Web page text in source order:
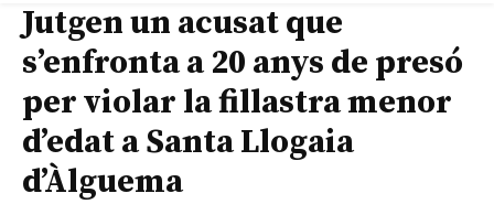
Jutgen un acusat que
s’enfronta a 20 anys de presó
per violar la fillastra menor
d’edat a Santa Llogaia
d’Àlguema